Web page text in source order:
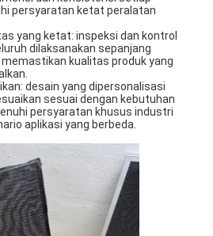
Udara
Saku
Otomatis
persyaratan ketat peralatan
yang ketat: inspeksi dan kontrol
dilaksanakan sepanjang
kualitas produk yang
desain yang dipersonalisasi
sesuai dengan kebutuhan
persyaratan khusus industri
aplikasi yang berbeda.